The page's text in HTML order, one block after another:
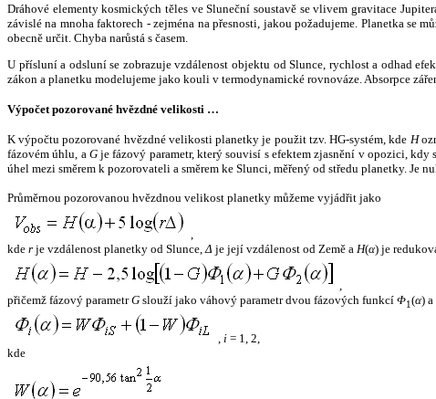
Dráhové elementy kosmických těles ve Sluneční soustavě se vlivem gravitace
závislé na mnoha faktorech - zejména na přesnosti, jakou požadujeme. Planetka
obecně určit. Chyba narůstá s časem.
U přísluní a odsluní se zobrazuje vzdálenost objektu od Slunce, rychlost a odhad
zákon a planetku modelujeme jako kouli v termodynamické rovnováze. Absorpce
Výpočet pozorované hvězdné velikosti …
K výpočtu pozorované hvězdné velikosti planetky je použit tzv. HG-systém, kde H
fázovém úhlu, a Gje fázový parametr, který souvisí s efektem zjasnění v opozici,
úhel mezi směrem k pozorovateli a směrem ke Slunci, měřený od středu planetky. Je
Průměrnou pozorovanou hvězdnou velikost planetky můžeme vyjádřit jako
,
kde r je vzdálenost planetky od Slunce,Δ je její vzdálenost od Země a H(α) je
,
přičemž fázový parametrG slouží jako váhový parametr dvou fázových funkcí Φ1(α) a
, i = 1, 2,
kde